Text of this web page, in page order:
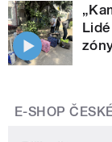
E-SHOP